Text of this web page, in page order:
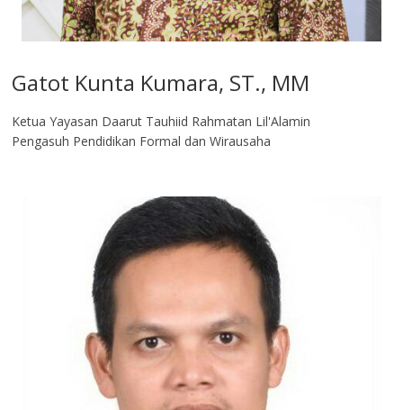
Gatot Kunta Kumara, ST., MM
Ketua Yayasan Daarut Tauhiid Rahmatan Lil'Alamin
Pengasuh Pendidikan Formal dan Wirausaha